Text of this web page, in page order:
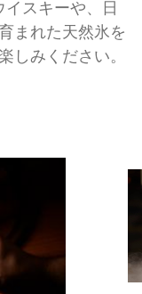
イスキーや、日
まれた天然氷を
しみください。